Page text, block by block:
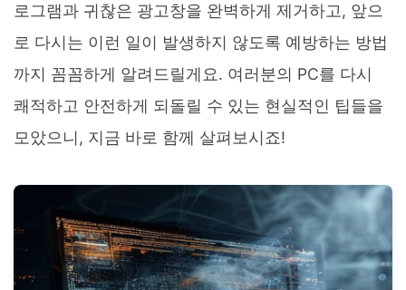
로그램과 귀찮은 광고창을 완벽하게 제거하고, 앞으
로 다시는 이런 일이 발생하지 않도록 예방하는 방법
까지 꼼꼼하게 알려드릴게요. 여러분의 PC를 다시
쾌적하고 안전하게 되돌릴 수 있는 현실적인 팁들을
모았으니, 지금 바로 함께 살펴보시죠!